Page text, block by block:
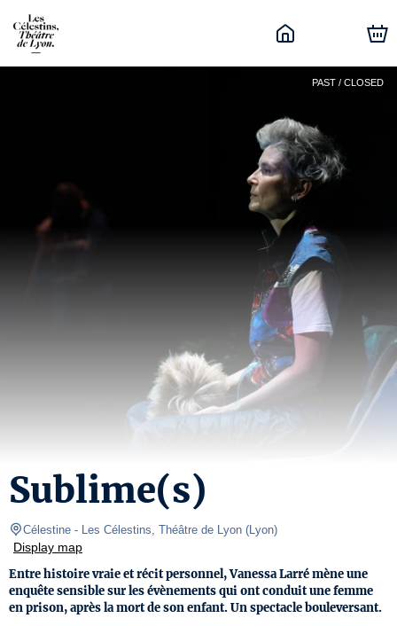
PAST / CLOSED
Sublime(s)
Célestine - Les Célestins, Théâtre de Lyon (Lyon)
Display map
Entre histoire vraie et récit personnel, Vanessa Larré mène une
enquête sensible sur les évènements qui ont conduit une femme
en prison, après la mort de son enfant. Un spectacle bouleversant.